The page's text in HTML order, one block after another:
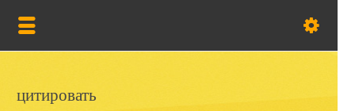
цитировать